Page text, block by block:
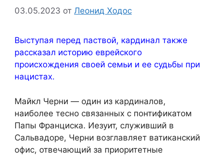
03.05.2023 от Леонид Ходос
Выступая перед паствой, кардинал также
рассказал историю еврейского
происхождения своей семьи и ее судьбы при
нацистах.
Майкл Черни — один из кардиналов,
наиболее тесно связанных с понтификатом
Папы Франциска. Иезуит, служивший в
Сальвадоре, Черни возглавляет ватиканский
офис, отвечающий за приоритетные